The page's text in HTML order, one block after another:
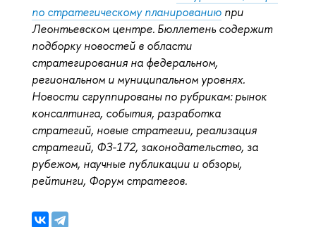
по стратегическому планированию при
Леонтьевском центре. Бюллетень содержит
подборку новостей в области
стратегирования на федеральном,
региональном и муниципальном уровнях.
Новости сгруппированы по рубрикам: рынок
консалтинга, события, разработка
стратегий, новые стратегии, реализация
стратегий, ФЗ-172, законодательство, за
рубежом, научные публикации и обзоры,
рейтинги, Форум стратегов.